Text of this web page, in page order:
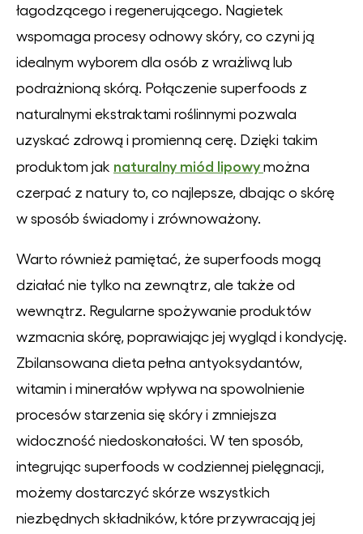
łagodzącego i regenerującego. Nagietek
wspomaga procesy odnowy skóry, co czyni ją
idealnym wyborem dla osób z wrażliwą lub
podrażnioną skórą. Połączenie superfoods z
naturalnymi ekstraktami roślinnymi pozwala
uzyskać zdrową i promienną cerę. Dzięki takim
produktom jak naturalny miód lipowymożna
czerpać z natury to, co najlepsze, dbając o skórę
w sposób świadomy i zrównoważony.
Warto również pamiętać, że superfoods mogą
działać nie tylko na zewnątrz, ale także od
wewnątrz. Regularne spożywanie produktów
wzmacnia skórę, poprawiając jej wygląd i kondycję.
Zbilansowana dieta pełna antyoksydantów,
witamin i minerałów wpływa na spowolnienie
procesów starzenia się skóry i zmniejsza
widoczność niedoskonałości. W ten sposób,
integrując superfoods w codziennej pielęgnacji,
możemy dostarczyć skórze wszystkich
niezbędnych składników, które przywracają jej